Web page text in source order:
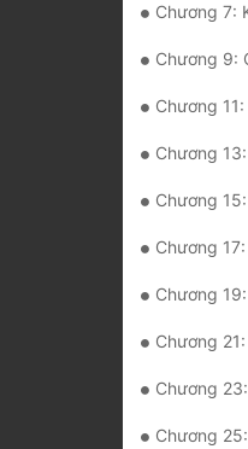
Chương 7:
Chương 9:
Chương 11:
Chương
Chương
Chương
Chương
Chương
Chương
Chương